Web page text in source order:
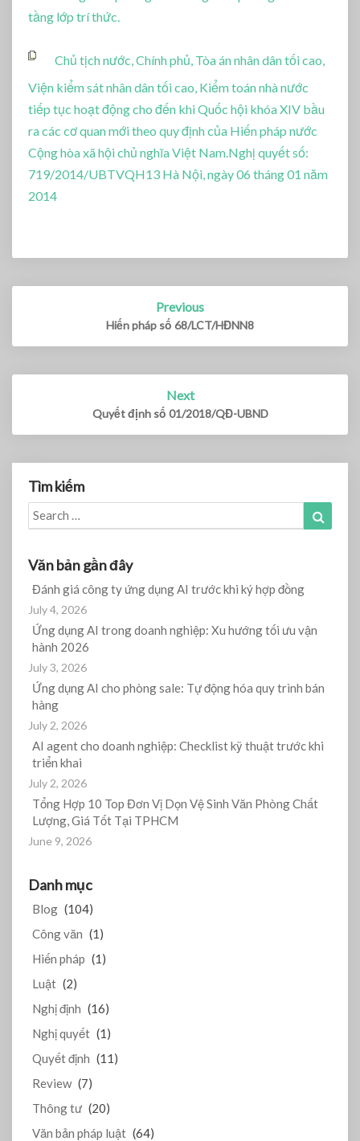
tầng lớp trí thức.
Chủ tịch nước, Chính phủ, Tòa án nhân dân tối cao,
Viện kiểm sát nhân dân tối cao, Kiểm toán nhà nước
tiếp tục hoạt động cho đến khi Quốc hội khóa XIV bầu
ra các cơ quan mới theo quy định của Hiến pháp nước
Cộng hòa xã hội chủ nghĩa Việt Nam.Nghị quyết số:
719/2014/UBTVQH13 Hà Nội, ngày 06 tháng 01 năm
2014
Previous
Hiến pháp số 68/LCT/HĐNN8
Next
Quyết định số 01/2018/QĐ-UBND
Tìm kiếm
Search
for:
Văn bản gần đây
Đánh giá công ty ứng dụng AI trước khi ký hợp đồng
July 4, 2026
Ứng dụng AI trong doanh nghiệp: Xu hướng tối ưu vận
hành 2026
July 3, 2026
Ứng dụng AI cho phòng sale: Tự động hóa quy trình bán
hàng
July 2, 2026
AI agent cho doanh nghiệp: Checklist kỹ thuật trước khi
triển khai
July 2, 2026
Tổng Hợp 10 Top Đơn Vị Dọn Vệ Sinh Văn Phòng Chất
Lượng, Giá Tốt Tại TPHCM
June 9, 2026
Danh mục
Blog (104)
Công văn (1)
Hiến pháp (1)
Luật (2)
Nghị định (16)
Nghị quyết (1)
Quyết định (11)
Review (7)
Thông tư (20)
Văn bản pháp luật (64)